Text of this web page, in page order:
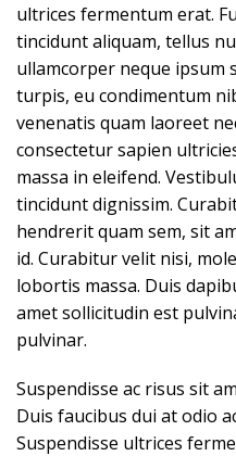
ultrices fermentum erat.
tincidunt aliquam, tellus
ullamcorper neque ipsum
turpis, eu condimentum
venenatis quam laoreet
consectetur sapien
massa in eleifend.
tincidunt dignissim.
hendrerit quam sem, sit
id. Curabitur velit nisi,
lobortis massa. Duis
amet sollicitudin est
pulvinar.
Suspendisse ac risus sit
Duis faucibus dui at odio
Suspendisse ultrices